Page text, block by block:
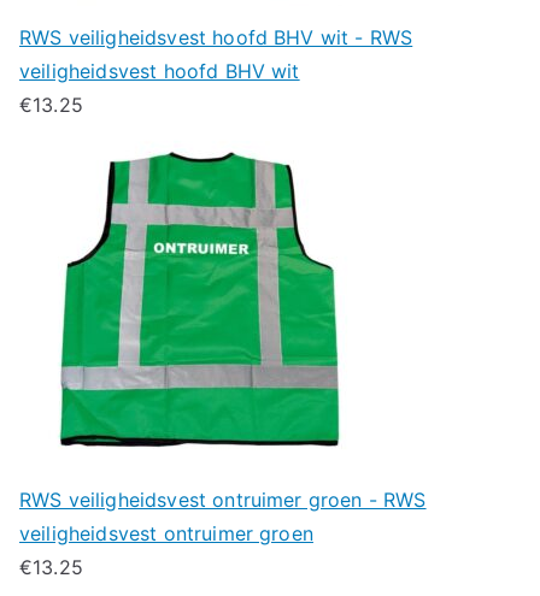
RWS veiligheidsvest hoofd BHV wit - RWS
veiligheidsvest hoofd BHV wit
€13.25
RWS veiligheidsvest ontruimer groen - RWS
veiligheidsvest ontruimer groen
€13.25